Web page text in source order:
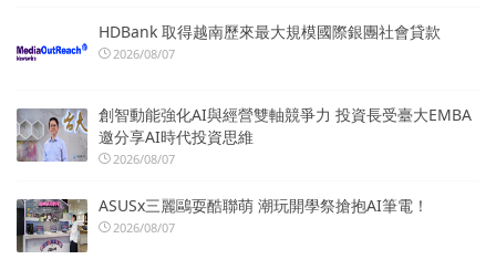
HDBank 取得越南歷來最大規模國際銀團社會貸款
2026/08/07
創智動能強化AI與經營雙軸競爭力 投資長受臺大EMBA
邀分享AI時代投資思維
2026/08/07
ASUSx三麗鷗耍酷聯萌 潮玩開學祭搶抱AI筆電！
2026/08/07